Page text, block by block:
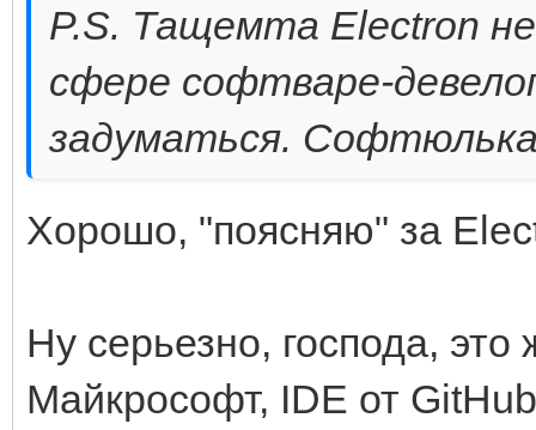
P.S. Тащемта Electron
сфере софтваре-
задуматься.
Хорошо, "поясняю" за
Ну серьезно, господа, это
Майкрософт, IDE от